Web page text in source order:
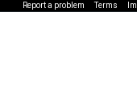
Terms
Report a problem